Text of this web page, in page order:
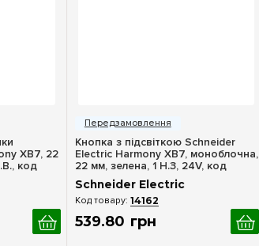
XB7, 22
код
Кнопка з підсвіткою Schneider
Electric Harmony XB7, моноблочна,
22 мм, зелена, 1 Н.З, 24V, код
XB7NW33B1
Schneider Electric
14162
539.80 грн